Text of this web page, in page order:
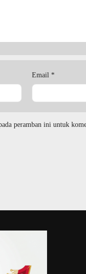
Email *
peramban ini untuk